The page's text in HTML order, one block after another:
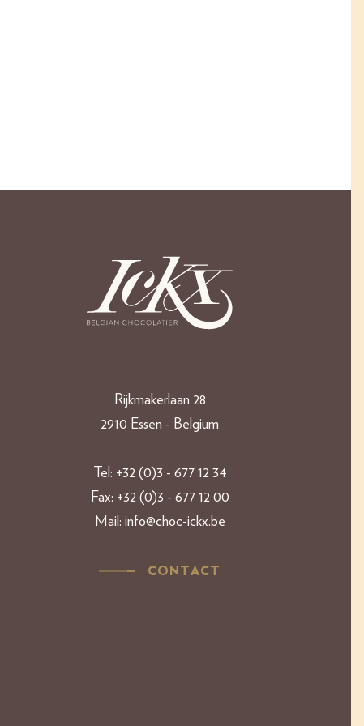
Rijkmakerlaan 28
2910 Essen - Belgium​​
Tel: +32 (0)3 - 677 12 34
Fax: +32 (0)3 - 677 12 00
Mail: info@choc-ickx.be
CONTACT